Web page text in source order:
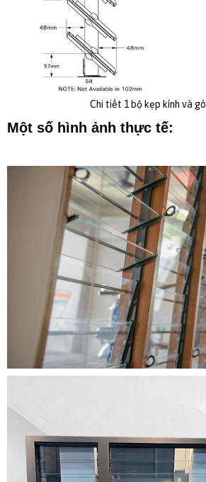
Chi tiết 1 bộ kẹp kính và
Một số hình ảnh thực tế: